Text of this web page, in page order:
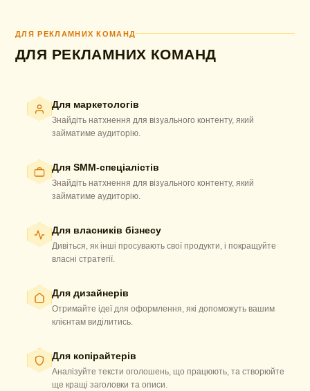
ДЛЯ РЕКЛАМНИХ КОМАНД
ДЛЯ РЕКЛАМНИХ КОМАНД
Для маркетологів
Знайдіть натхнення для візуального контенту, який
займатиме аудиторію.
Для SMM-спеціалістів
Знайдіть натхнення для візуального контенту, який
займатиме аудиторію.
Для власників бізнесу
Дивіться, як інші просувають свої продукти, і покращуйте
власні стратегії.
Для дизайнерів
Отримайте ідеї для оформлення, які допоможуть вашим
клієнтам виділитись.
Для копірайтерів
Аналізуйте тексти оголошень, що працюють, та створюйте
ще кращі заголовки та описи.